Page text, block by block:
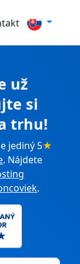
už
si
trhu!
jediný 5★
. Nájdete
.